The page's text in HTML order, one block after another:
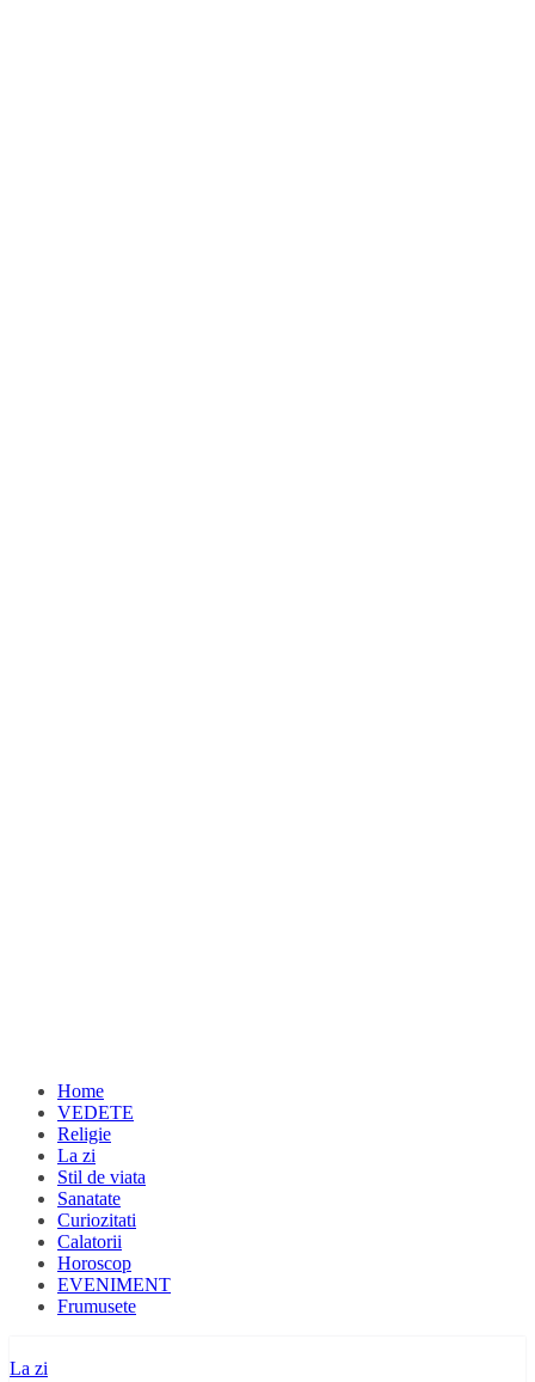
Home
VEDETE
Religie
La zi
Stil de viata
Sanatate
Curiozitati
Calatorii
Horoscop
EVENIMENT
Frumusete
La zi